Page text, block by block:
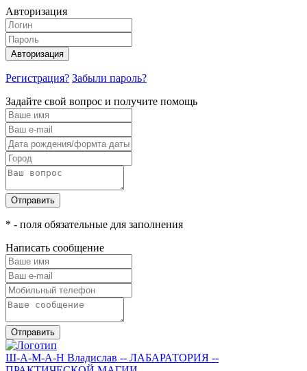
Авторизация
Авторизация
Регистрация? Забыли пароль?
Задайте свой вопрос и получите помощь
Отправить
* - поля обязательные для заполнения
Написать сообщение
Отправить
Ш-А-М-А-Н Владислав -- ЛАБАРАТОРИЯ --